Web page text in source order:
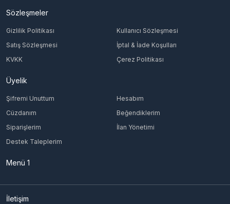
Sözleşmeler
Gizlilik Politikası
Kullanıcı Sözleşmesi
Satış Sözleşmesi
İptal & İade Koşulları
KVKK
Çerez Politikası
Üyelik
Şifremi Unuttum
Hesabım
Cüzdanım
Beğendiklerim
Siparişlerim
İlan Yönetimi
Destek Taleplerim
Menü 1
İletişim